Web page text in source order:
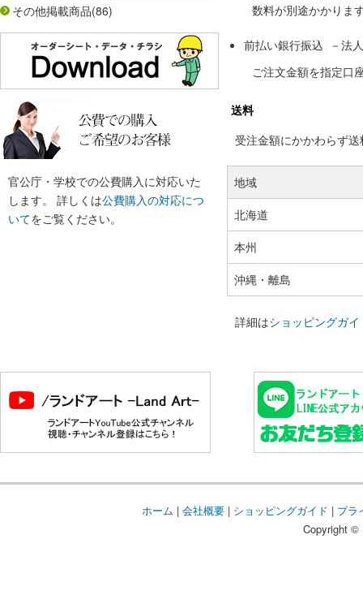
その他掲載商品(86)
官公庁・学校での公費購入に対応いた
します。 詳しくは公費購入の対応につ
いてをご覧ください。
数料が別途かかりま
前払い銀行振込 －法
ご注文金額を指定口
送料
受注金額にかかわらず
地域
北海道
本州
沖縄・離島
詳細はショッピングガイ
ホーム | 会社概要| ショッピングガイド | プラ
Copyright ©